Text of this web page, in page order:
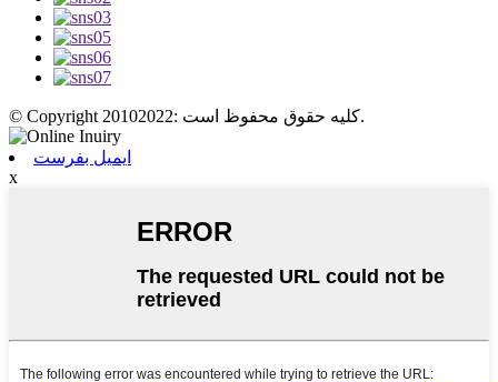
© Copyright 20102022: کلیه حقوق محفوظ است.
ایمیل بفرست
x